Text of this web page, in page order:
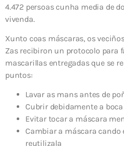
4.472 persoas cunha media de
vivenda.
Xunto coas máscaras, os
Zas recibiron un protocolo para
mascarillas entregadas que se
puntos:
Lavar as mans antes de
Cubrir debidamente a
Evitar tocar a máscara
Cambiar a máscara
reutilizala